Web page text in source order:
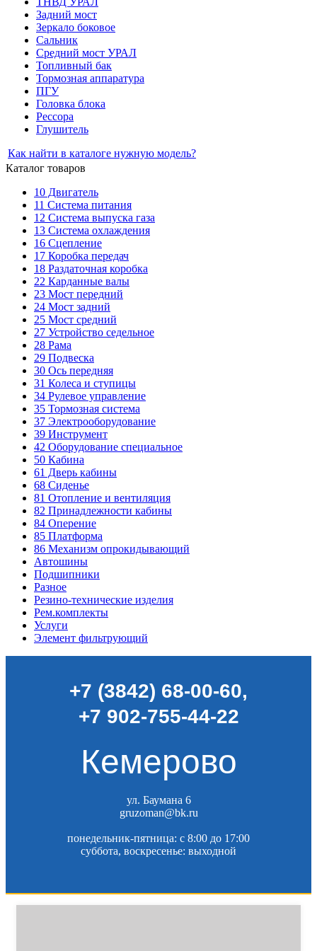
Задний мост
Зеркало боковое
Сальник
Средний мост УРАЛ
Топливный бак
Тормозная аппаратура
ПГУ
Головка блока
Рессора
Глушитель
Как найти в каталоге нужную модель?
Каталог товаров
10 Двигатель
11 Система питания
12 Система выпуска газа
13 Система охлаждения
16 Сцепление
17 Коробка передач
18 Раздаточная коробка
22 Карданные валы
23 Мост передний
24 Мост задний
25 Мост средний
27 Устройство седельное
28 Рама
29 Подвеска
30 Ось передняя
31 Колеса и ступицы
34 Рулевое управление
35 Тормозная система
37 Электрооборудование
39 Инструмент
42 Оборудование специальное
50 Кабина
61 Дверь кабины
68 Сиденье
81 Отопление и вентиляция
82 Принадлежности кабины
84 Оперение
85 Платформа
86 Механизм опрокидывающий
Автошины
Подшипники
Разное
Резино-технические изделия
Рем.комплекты
Услуги
Элемент фильтрующий
+7 (3842) 68-00-60,
+7 902-755-44-22
Кемерово
ул. Баумана 6
gruzoman@bk.ru
понедельник-пятница: c 8:00 до 17:00
суббота, воскресенье: выходной